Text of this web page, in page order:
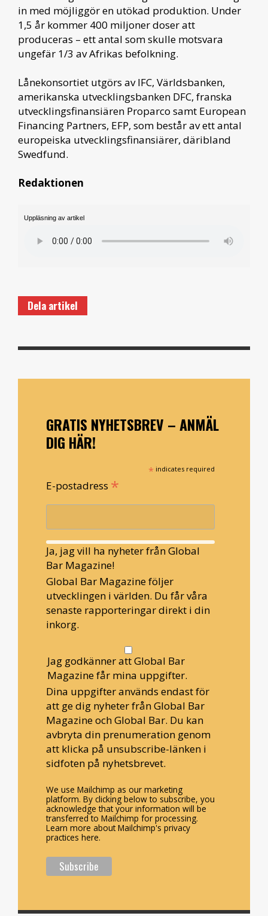
in med möjliggör en utökad produktion. Under
1,5 år kommer 400 miljoner doser att
produceras – ett antal som skulle motsvara
ungefär 1/3 av Afrikas befolkning.
Lånekonsortiet utgörs av IFC, Världsbanken,
amerikanska utvecklingsbanken DFC, franska
utvecklingsfinansiären Proparco samt European
Financing Partners, EFP, som består av ett antal
europeiska utvecklingsfinansiärer, däribland
Swedfund.
Redaktionen
Uppläsning av artikel
Dela artikel
GRATIS NYHETSBREV – ANMÄL
DIG HÄR!
* indicates required
E-postadress *
Ja, jag vill ha nyheter från Global
Bar Magazine!
Global Bar Magazine följer
utvecklingen i världen. Du får våra
senaste rapporteringar direkt i din
inkorg.
Jag godkänner att Global Bar
Magazine får mina uppgifter.
Dina uppgifter används endast för
att ge dig nyheter från Global Bar
Magazine och Global Bar. Du kan
avbryta din prenumeration genom
att klicka på unsubscribe-länken i
sidfoten på nyhetsbrevet.
We use Mailchimp as our marketing
platform. By clicking below to subscribe, you
acknowledge that your information will be
transferred to Mailchimp for processing.
Learn more about Mailchimp's privacy
practices here.